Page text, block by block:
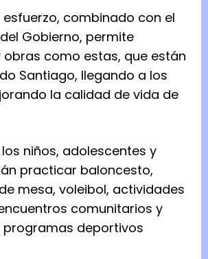
esfuerzo, combinado con el
Gobierno, permite
como estas, que están
Santiago, llegando a los
la calidad de vida de
niños, adolescentes y
practicar baloncesto,
mesa, voleibol, actividades
comunitarios y
deportivos